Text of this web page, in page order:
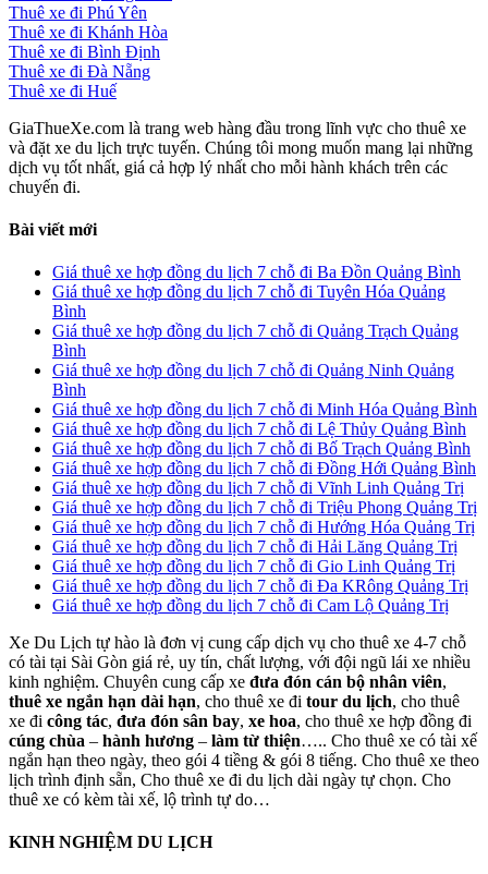
Thuê xe đi Phú Yên
Thuê xe đi Khánh Hòa
Thuê xe đi Bình Định
Thuê xe đi Đà Nẵng
Thuê xe đi Huế
GiaThueXe.com là trang web hàng đầu trong lĩnh vực cho thuê xe
và đặt xe du lịch trực tuyến. Chúng tôi mong muốn mang lại những
dịch vụ tốt nhất, giá cả hợp lý nhất cho mỗi hành khách trên các
chuyến đi.
Bài viết mới
Giá thuê xe hợp đồng du lịch 7 chỗ đi Ba Đồn Quảng Bình
Giá thuê xe hợp đồng du lịch 7 chỗ đi Tuyên Hóa Quảng
Bình
Giá thuê xe hợp đồng du lịch 7 chỗ đi Quảng Trạch Quảng
Bình
Giá thuê xe hợp đồng du lịch 7 chỗ đi Quảng Ninh Quảng
Bình
Giá thuê xe hợp đồng du lịch 7 chỗ đi Minh Hóa Quảng Bình
Giá thuê xe hợp đồng du lịch 7 chỗ đi Lệ Thủy Quảng Bình
Giá thuê xe hợp đồng du lịch 7 chỗ đi Bố Trạch Quảng Bình
Giá thuê xe hợp đồng du lịch 7 chỗ đi Đồng Hới Quảng Bình
Giá thuê xe hợp đồng du lịch 7 chỗ đi Vĩnh Linh Quảng Trị
Giá thuê xe hợp đồng du lịch 7 chỗ đi Triệu Phong Quảng Trị
Giá thuê xe hợp đồng du lịch 7 chỗ đi Hướng Hóa Quảng Trị
Giá thuê xe hợp đồng du lịch 7 chỗ đi Hải Lăng Quảng Trị
Giá thuê xe hợp đồng du lịch 7 chỗ đi Gio Linh Quảng Trị
Giá thuê xe hợp đồng du lịch 7 chỗ đi Đa KRông Quảng Trị
Giá thuê xe hợp đồng du lịch 7 chỗ đi Cam Lộ Quảng Trị
Xe Du Lịch tự hào là đơn vị cung cấp dịch vụ cho thuê xe 4-7 chỗ
có tài tại Sài Gòn giá rẻ, uy tín, chất lượng, với đội ngũ lái xe nhiều
kinh nghiệm. Chuyên cung cấp xe đưa đón cán bộ nhân viên,
thuê xe ngắn hạn dài hạn, cho thuê xe đi tour du lịch, cho thuê
xe đi công tác, đưa đón sân bay, xe hoa, cho thuê xe hợp đồng đi
cúng chùa – hành hương – làm từ thiện….. Cho thuê xe có tài xế
ngắn hạn theo ngày, theo gói 4 tiềng & gói 8 tiếng. Cho thuê xe theo
lịch trình định sẵn, Cho thuê xe đi du lịch dài ngày tự chọn. Cho
thuê xe có kèm tài xế, lộ trình tự do…
KINH NGHIỆM DU LỊCH